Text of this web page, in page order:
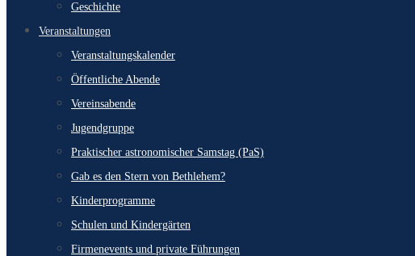
Geschichte
Veranstaltungen
Veranstaltungskalender
Öffentliche Abende
Vereinsabende
Jugendgruppe
Praktischer astronomischer Samstag (PaS)
Gab es den Stern von Bethlehem?
Kinderprogramme
Schulen und Kindergärten
Firmenevents und private Führungen